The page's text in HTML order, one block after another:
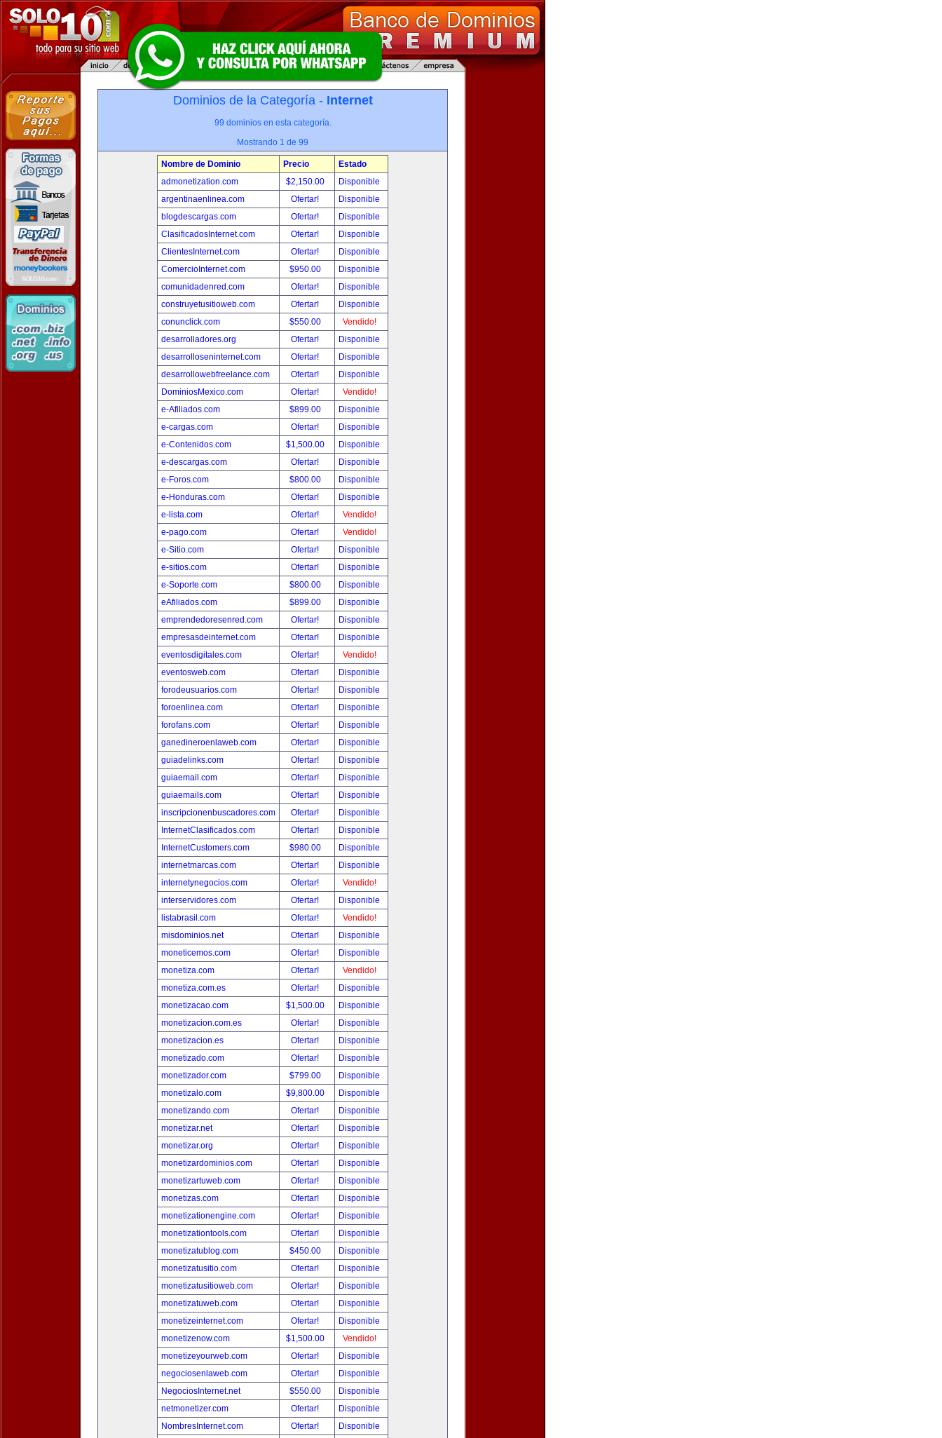
Dominios de la Categoría - Internet
99 dominios en esta categoría.
Mostrando 1 de 99
Nombre de Dominio Precio
Estado
admonetization.com
$2,150.00
Disponible
argentinaenlinea.com
Ofertar!
Disponible
blogdescargas.com
Ofertar!
Disponible
ClasificadosInternet.com
Ofertar!
Disponible
ClientesInternet.com
Ofertar!
Disponible
ComercioInternet.com
$950.00
Disponible
comunidadenred.com
Ofertar!
Disponible
construyetusitioweb.com
Ofertar!
Disponible
conunclick.com
$550.00
Vendido!
desarrolladores.org
Ofertar!
Disponible
desarrolloseninternet.com
Ofertar!
Disponible
desarrollowebfreelance.com
Ofertar!
Disponible
DominiosMexico.com
Ofertar!
Vendido!
e-Afiliados.com
$899.00
Disponible
e-cargas.com
Ofertar!
Disponible
e-Contenidos.com
$1,500.00
Disponible
e-descargas.com
Ofertar!
Disponible
e-Foros.com
$800.00
Disponible
e-Honduras.com
Ofertar!
Disponible
e-lista.com
Ofertar!
Vendido!
e-pago.com
Ofertar!
Vendido!
e-Sitio.com
Ofertar!
Disponible
e-sitios.com
Ofertar!
Disponible
e-Soporte.com
$800.00
Disponible
eAfiliados.com
$899.00
Disponible
emprendedoresenred.com
Ofertar!
Disponible
empresasdeinternet.com
Ofertar!
Disponible
eventosdigitales.com
Ofertar!
Vendido!
eventosweb.com
Ofertar!
Disponible
forodeusuarios.com
Ofertar!
Disponible
foroenlinea.com
Ofertar!
Disponible
forofans.com
Ofertar!
Disponible
ganedineroenlaweb.com
Ofertar!
Disponible
guiadelinks.com
Ofertar!
Disponible
guiaemail.com
Ofertar!
Disponible
guiaemails.com
Ofertar!
Disponible
inscripcionenbuscadores.com
Ofertar!
Disponible
InternetClasificados.com
Ofertar!
Disponible
InternetCustomers.com
$980.00
Disponible
internetmarcas.com
Ofertar!
Disponible
internetynegocios.com
Ofertar!
Vendido!
interservidores.com
Ofertar!
Disponible
listabrasil.com
Ofertar!
Vendido!
misdominios.net
Ofertar!
Disponible
moneticemos.com
Ofertar!
Disponible
monetiza.com
Ofertar!
Vendido!
monetiza.com.es
Ofertar!
Disponible
monetizacao.com
$1,500.00
Disponible
monetizacion.com.es
Ofertar!
Disponible
monetizacion.es
Ofertar!
Disponible
monetizado.com
Ofertar!
Disponible
monetizador.com
$799.00
Disponible
monetizalo.com
$9,800.00
Disponible
monetizando.com
Ofertar!
Disponible
monetizar.net
Ofertar!
Disponible
monetizar.org
Ofertar!
Disponible
monetizardominios.com
Ofertar!
Disponible
monetizartuweb.com
Ofertar!
Disponible
monetizas.com
Ofertar!
Disponible
monetizationengine.com
Ofertar!
Disponible
monetizationtools.com
Ofertar!
Disponible
monetizatublog.com
$450.00
Disponible
monetizatusitio.com
Ofertar!
Disponible
monetizatusitioweb.com
Ofertar!
Disponible
monetizatuweb.com
Ofertar!
Disponible
monetizeinternet.com
Ofertar!
Disponible
monetizenow.com
$1,500.00
Vendido!
monetizeyourweb.com
Ofertar!
Disponible
negociosenlaweb.com
Ofertar!
Disponible
NegociosInternet.net
$550.00
Disponible
netmonetizer.com
Ofertar!
Disponible
NombresInternet.com
Ofertar!
Disponible